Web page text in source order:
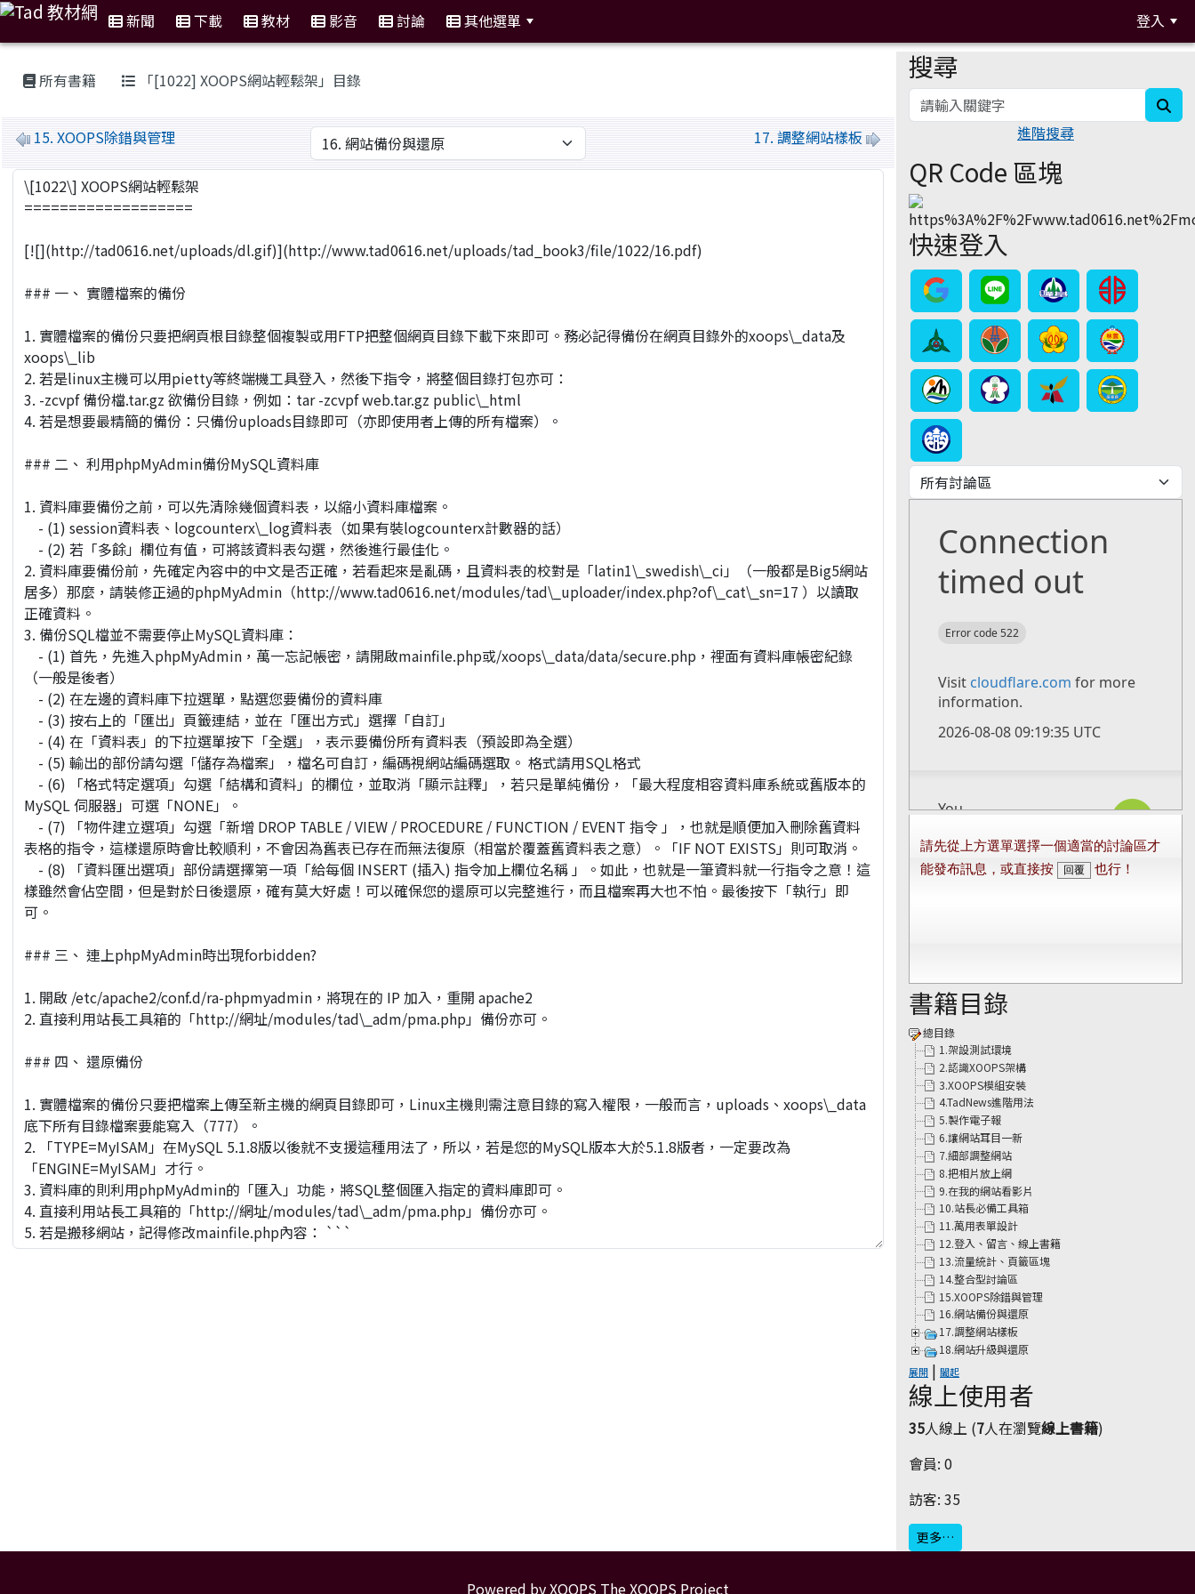
新聞 下載 教材 影音 討論 其他選單 登入
所有書籍 「[1022] XOOPS網站輕鬆架」目錄
MarkDown
15. XOOPS除錯與管理 17. 調整網站樣板
:::
搜尋
進階搜尋
QR Code 區塊
快速登入
書籍目錄
總目錄
1.架設測試環境
2.認識XOOPS架構
3.XOOPS模組安裝
4.TadNews進階用法
5.製作電子報
6.讓網站耳目一新
7.細部調整網站
8.把相片放上網
9.在我的網站看影片
10.站長必備工具箱
11.萬用表單設計
12.登入、留言、線上書籍
13.流量統計、頁籤區塊
14.整合型討論區
15.XOOPS除錯與管理
16.網站備份與還原
17.調整網站樣板
18.網站升級與還原
展開 | 闔起
線上使用者
35人線上 (7人在瀏覽線上書籍)
會員: 0
訪客: 35
更多…
Powered by XOOPS The XOOPS Project